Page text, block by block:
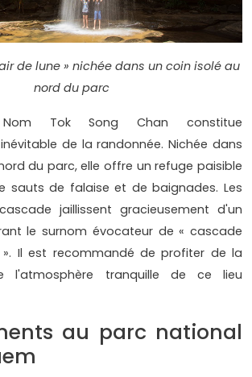
de lune » nichée dans un coin isolé au
nord du parc
Tok Song Chan constitue
de la randonnée. Nichée dans
du parc, elle offre un refuge paisible
sauts de falaise et de baignades. Les
jaillissent gracieusement d'un
le surnom évocateur de « cascade
Il est recommandé de profiter de la
l'atmosphère tranquille de ce lieu
au parc national